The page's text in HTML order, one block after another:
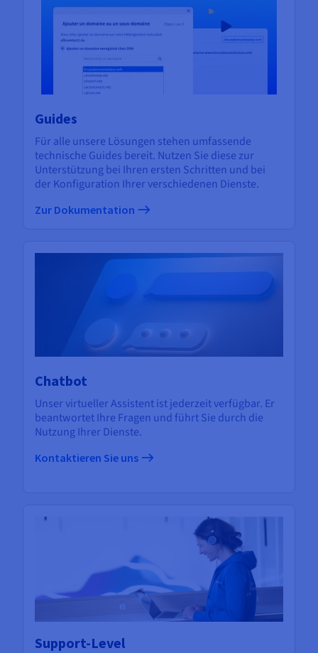
Guides
Für alle unsere Lösungen stehen umfassende
technische Guides bereit. Nutzen Sie diese zur
Unterstützung bei Ihren ersten Schritten und bei
der Konfiguration Ihrer verschiedenen Dienste.
Zur Dokumentation
Chatbot
Unser virtueller Assistent ist jederzeit verfügbar. Er
beantwortet Ihre Fragen und führt Sie durch die
Nutzung Ihrer Dienste.
Kontaktieren Sie uns
Support-Level